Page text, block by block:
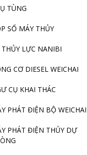
TÙNG
SỐ MÁY THỦY
THỦY LỰC NANIBI
CƠ DIESEL WEICHAI
CỤ KHAI THÁC
PHÁT ĐIỆN BỘ WEICHAI
PHÁT ĐIỆN THỦY DỰ